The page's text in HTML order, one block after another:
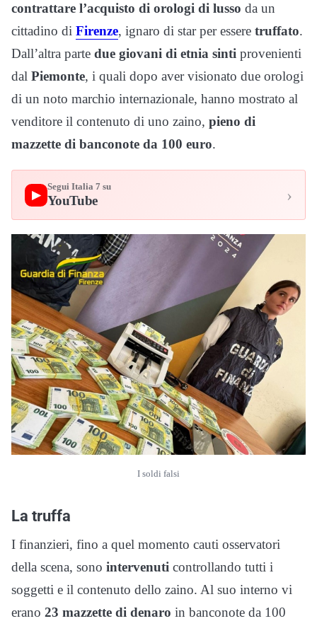
contrattare l’acquisto di orologi di lusso da un
cittadino di Firenze, ignaro di star per essere truffato.
Dall’altra parte due giovani di etnia sinti provenienti
dal Piemonte, i quali dopo aver visionato due orologi
di un noto marchio internazionale, hanno mostrato al
venditore il contenuto di uno zaino, pieno di
mazzette di banconote da 100 euro.
▶
Segui Italia 7 su
YouTube ›
I soldi falsi
La truffa
I finanzieri, fino a quel momento cauti osservatori
della scena, sono intervenuti controllando tutti i
soggetti e il contenuto dello zaino. Al suo interno vi
erano 23 mazzette di denaro in banconote da 100